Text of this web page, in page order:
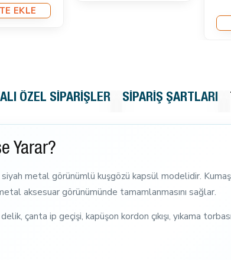
EKLE
ÖZEL SIPARIŞLER SIPARIŞ ŞARTLARI
Yarar?
metal görünümlü kuşgözü kapsül modelidir.
aksesuar görünümünde tamamlanmasını sağlar.
çanta ip geçişi, kapüşon kordon çıkışı, yıkama